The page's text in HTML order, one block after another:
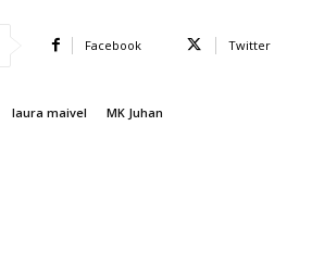
Facebook Twitter
laura maivel MK Juhan